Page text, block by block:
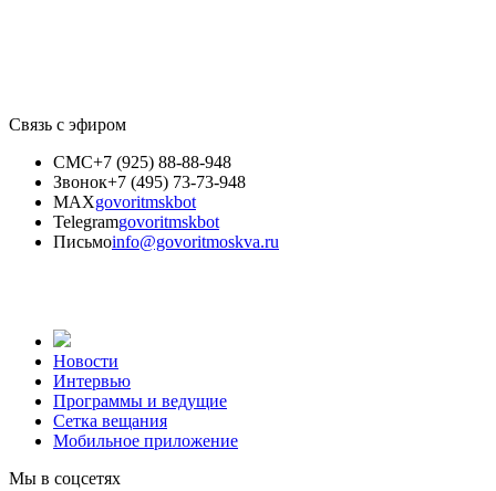
Связь с эфиром
СМС+7 (925) 88-88-948
Звонок+7 (495) 73-73-948
MAXgovoritmskbot
Telegramgovoritmskbot
Письмоinfo@govoritmoskva.ru
Новости
Интервью
Программы и ведущие
Сетка вещания
Мобильное приложение
Мы в соцсетях